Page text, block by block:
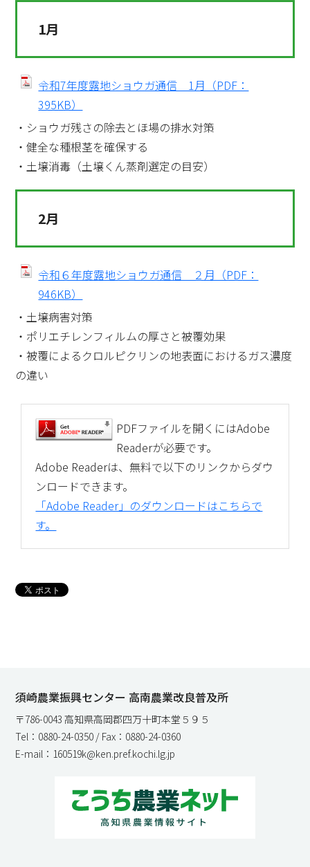
1月
令和7年度露地ショウガ通信 1月（PDF：
395KB）
・ショウガ残さの除去とほ場の排水対策
・健全な種根茎を確保する
・土壌消毒（土壌くん蒸剤選定の目安）
2月
令和６年度露地ショウガ通信 ２月（PDF：
946KB）
・土壌病害対策
・ポリエチレンフィルムの厚さと被覆効果
・被覆によるクロルピクリンの地表面におけるガス濃度
の違い
PDFファイルを開くにはAdobe
Readerが必要です。
Adobe Readerは、無料で以下のリンクからダウ
ンロードできます。
「Adobe Reader」のダウンロードはこちらで
す。
須崎農業振興センター 高南農業改良普及所
〒786-0043 高知県高岡郡四万十町本堂５９５
Tel：0880-24-0350 / Fax：0880-24-0360
E-mail：160519k@ken.pref.kochi.lg.jp